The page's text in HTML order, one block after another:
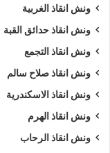
ونش انقاذ الغربية
ونش انقاذ حدائق القبة
ونش انقاذ التجمع
ونش انقاذ صلاح سالم
ونش انقاذ الاسكندرية
ونش انقاذ الهرم
ونش انقاذ الرحاب